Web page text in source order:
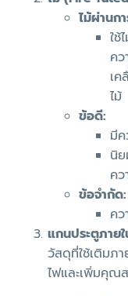
ไม้ผ่านก
ใช้
ค
เค
ไม้
ข้อดี:
มี
นิ
ค
ข้อจำกัด:
คว
แกนประตูภาย
วัสดุที่ใช้เติมภา
ไฟและเพิ่มคุณ